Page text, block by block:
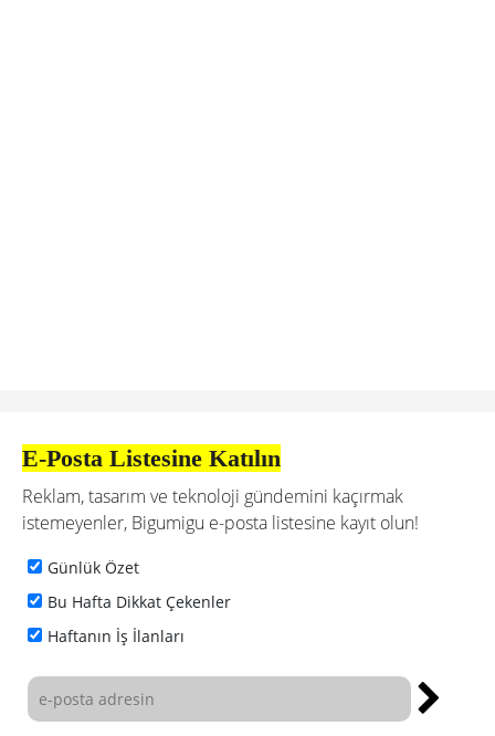
E-Posta Listesine Katılın
Reklam, tasarım ve teknoloji gündemini kaçırmak
istemeyenler, Bigumigu e-posta listesine kayıt olun!
Günlük Özet
Bu Hafta Dikkat Çekenler
Haftanın İş İlanları